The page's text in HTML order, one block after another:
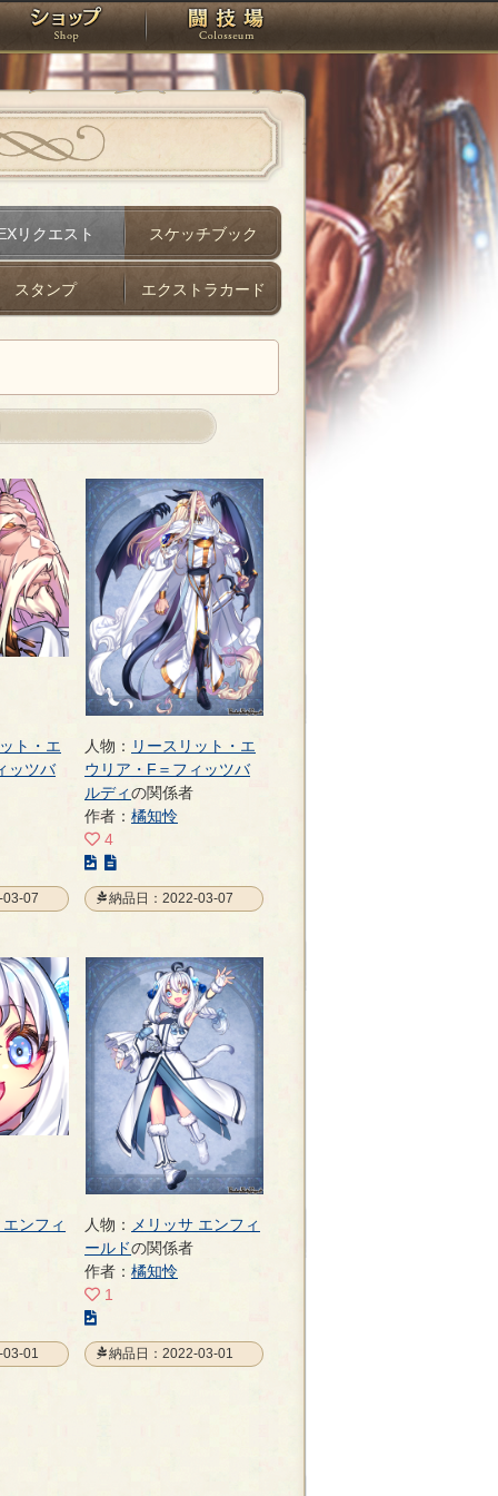
タジオ ショップ 闘技場
リクエスト スケッチブック
スタンプ エクストラカード
ト・エ
ッツバ
03-07
人物： リースリット・エ
ウリア・F＝フィッツバ
ルディの関係者
作者： 橘知怜
4
の
イ
ス
ト
ー
ジ
納品日：2022-03-07
ンフィ
03-01
人物：
メリッサ エンフィ
ールドの関係者
作者： 橘知怜
1
の
イ
納品日：2022-03-01